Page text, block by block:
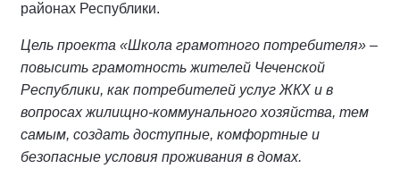
районах Республики.
Цель проекта «Школа грамотного потребителя» –
повысить грамотность жителей Чеченской
Республики, как потребителей услуг ЖКХ и в
вопросах жилищно-коммунального хозяйства, тем
самым, создать доступные, комфортные и
безопасные условия проживания в домах.